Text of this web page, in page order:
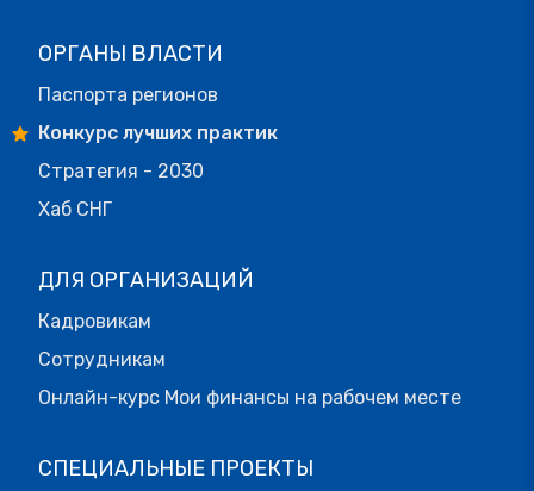
ОРГАНЫ ВЛАСТИ
Паспорта регионов
Конкурс лучших практик
Стратегия - 2030
Хаб СНГ
ДЛЯ ОРГАНИЗАЦИЙ
Кадровикам
Сотрудникам
Онлайн-курс Мои финансы на рабочем месте
СПЕЦИАЛЬНЫЕ ПРОЕКТЫ